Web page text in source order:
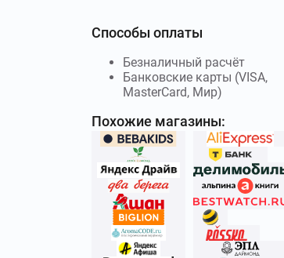
Способы оплаты
Безналичный расчёт
Банковские карты (VISA,
MasterCard, Мир)
Похожие магазины: